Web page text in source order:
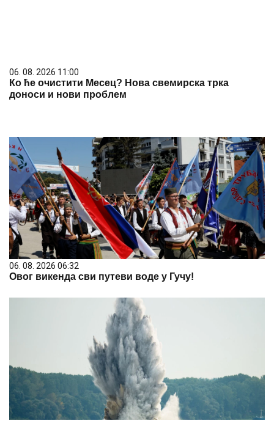
06. 08. 2026 11:00
Ко ће очистити Mесец? Нова свемирска трка
доноси и нови проблем
06. 08. 2026 06:32
Овог викенда сви путеви воде у Гучу!